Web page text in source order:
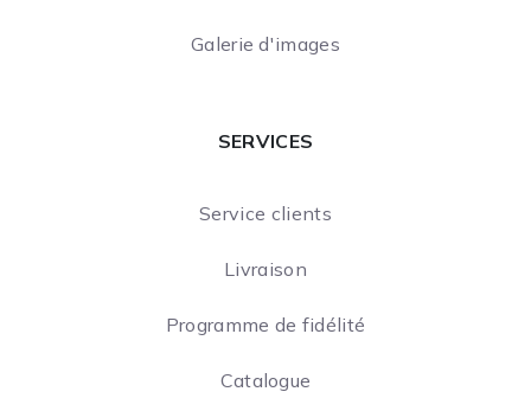
Galerie d'images
SERVICES
Service clients
Livraison
Programme de fidélité
Catalogue